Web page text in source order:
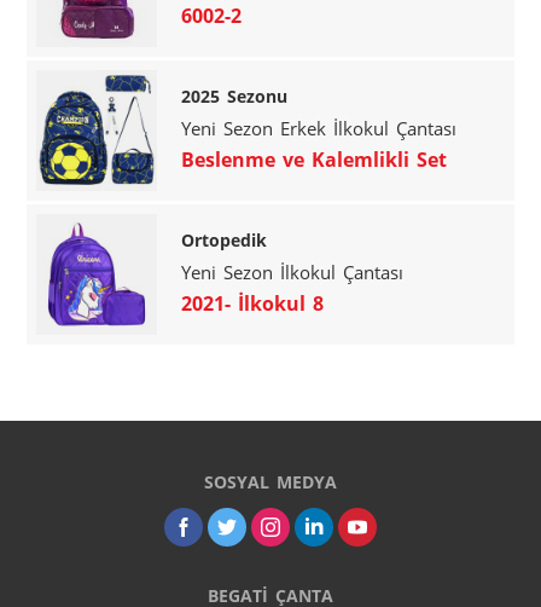
6002-2
2025 Sezonu
Yeni Sezon Erkek İlkokul Çantası
Beslenme ve Kalemlikli Set
Ortopedik
Yeni Sezon İlkokul Çantası
2021- İlkokul 8
SOSYAL MEDYA
BEGATİ ÇANTA